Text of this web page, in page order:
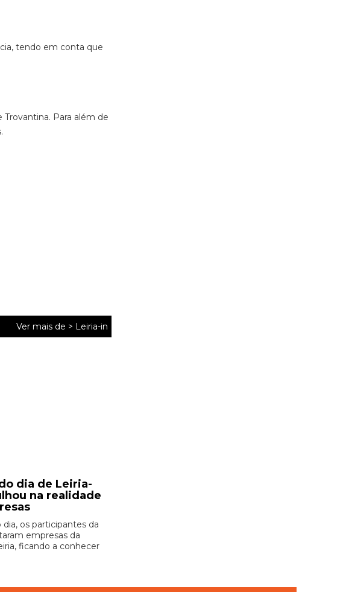
tendo em conta que
Para além de
Ver mais de > Leiria-in
dia de Leiria-
na realidade
os participantes da
empresas da
ficando a conhecer